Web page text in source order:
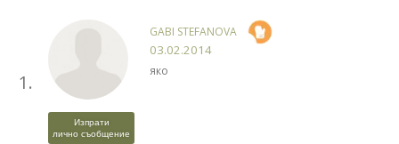
1.
Изпрати
лично съобщение
GABI STEFANOVA
03.02.2014
яко